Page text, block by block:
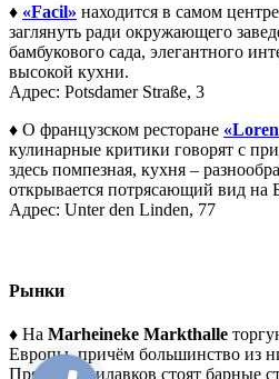
♦ «Facil» находится в самом
заглянуть ради окружающего
бамбукового сада, элегантного
высокой кухни.
Адрес: Potsdamer Straße, 3
♦ О французском ресторане
кулинарные критики говорят с
здесь помпезная, кухня –
открывается потрясающий вид на
Адрес: Unter den Linden, 77
Рынки
♦ На Marheineke Markthalle
Европы, причём большинство из
Прямо у прилавков стоят барные